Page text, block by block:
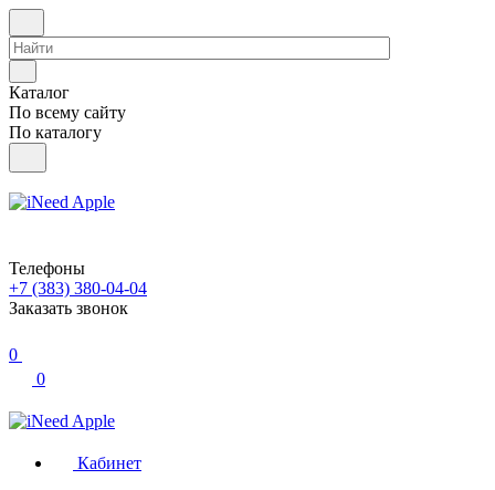
Каталог
По всему сайту
По каталогу
Телефоны
+7 (383) 380-04-04
Заказать звонок
0
0
Кабинет